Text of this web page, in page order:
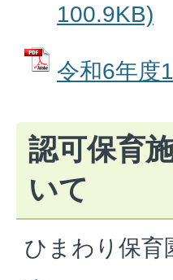
100.9KB)
令和6年度
認可保育
いて
ひまわり保育